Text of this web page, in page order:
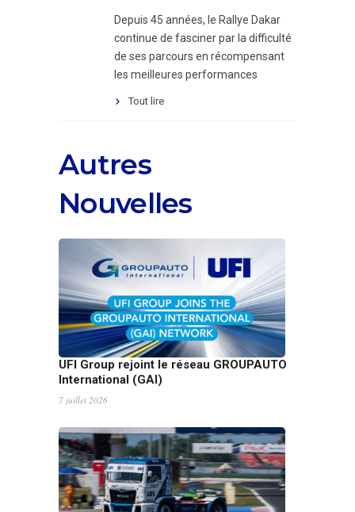
Depuis 45 années, le Rallye Dakar
continue de fasciner par la difficulté
de ses parcours en récompensant
les meilleures performances
Tout lire
Autres
Nouvelles
UFI Group rejoint le réseau GROUPAUTO
International (GAI)
7 juillet 2026